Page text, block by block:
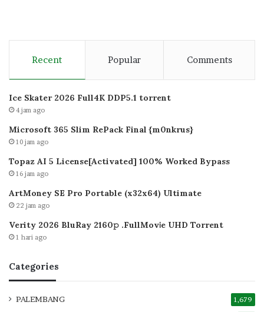
Recent Popular Comments
Ice Skater 2026 Full4K DDP5.1 torrent
4 jam ago
Microsoft 365 Slim RePack Final {m0nkrus}
10 jam ago
Topaz AI 5 License[Activated] 100% Worked Bypass
16 jam ago
ArtMoney SE Pro Portable (x32x64) Ultimate
22 jam ago
Verity 2026 BluRay 2160𝚙 .FullMov𝗂e UHD Torrent
1 hari ago
Categories
PALEMBANG 1,679